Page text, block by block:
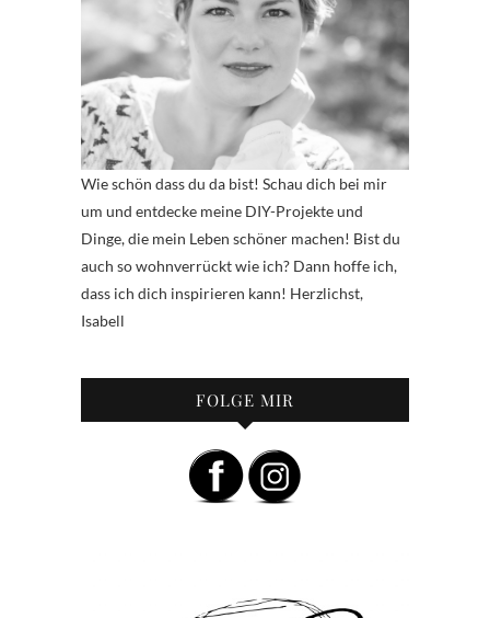
Wie schön dass du da bist! Schau dich bei mir
um und entdecke meine DIY-Projekte und
Dinge, die mein Leben schöner machen! Bist du
auch so wohnverrückt wie ich? Dann hoffe ich,
dass ich dich inspirieren kann! Herzlichst,
Isabell
FOLGE MIR